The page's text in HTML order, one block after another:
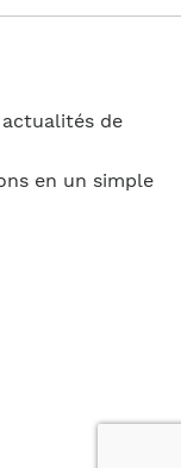
de
en un simple